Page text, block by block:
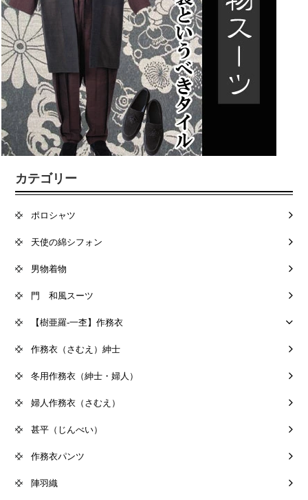
カテゴリー
ポロシャツ
天使の綿シフォン
男物着物
門 和風スーツ
【樹亜羅-一杢】作務衣
作務衣（さむえ）紳士
冬用作務衣（紳士・婦人）
婦人作務衣（さむえ）
甚平（じんべい）
作務衣パンツ
陣羽織